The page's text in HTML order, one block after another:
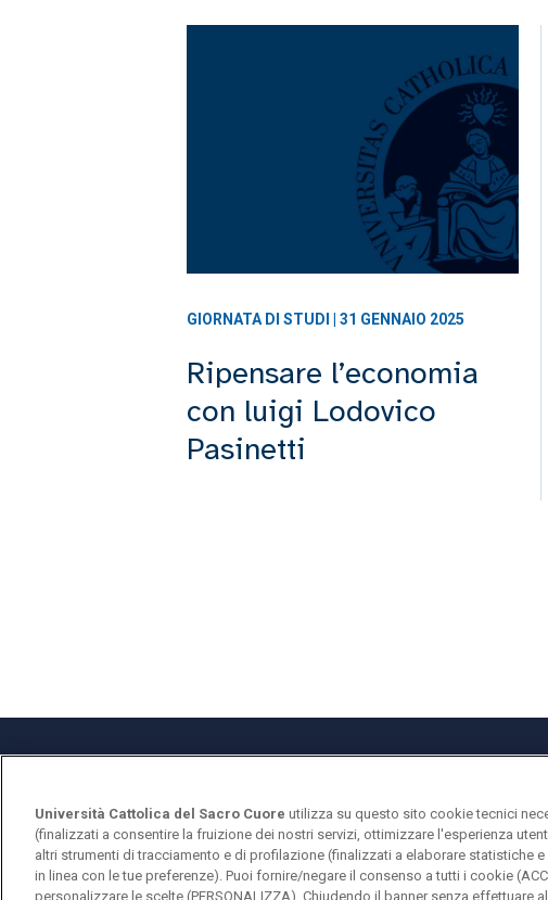
GIORNATA DI STUDI | 31 GENNAIO 2025
Ripensare l’economia
con luigi Lodovico
Pasinetti
Università Cattolica del Sacro Cuore
Largo A. Gemelli, 1 - 20123 Milano
Università Cattolica del Sacro Cuore utilizza su questo sito cookie tecnici
(finalizzati a consentire la fruizione dei nostri servizi, ottimizzare l'esperienza
altri strumenti di tracciamento e di profilazione (finalizzati a elaborare statistiche
in linea con le tue preferenze). Puoi fornire/negare il consenso a tutti i cookie
personalizzare le scelte (PERSONALIZZA). Chiudendo il banner senza effettuare